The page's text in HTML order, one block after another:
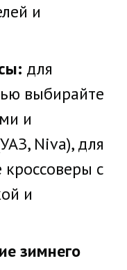
и
для
выбирайте
и
Niva), для
с
и
зимнего